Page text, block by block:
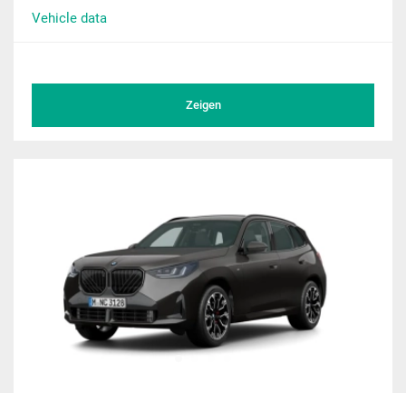
Vehicle data
Zeigen